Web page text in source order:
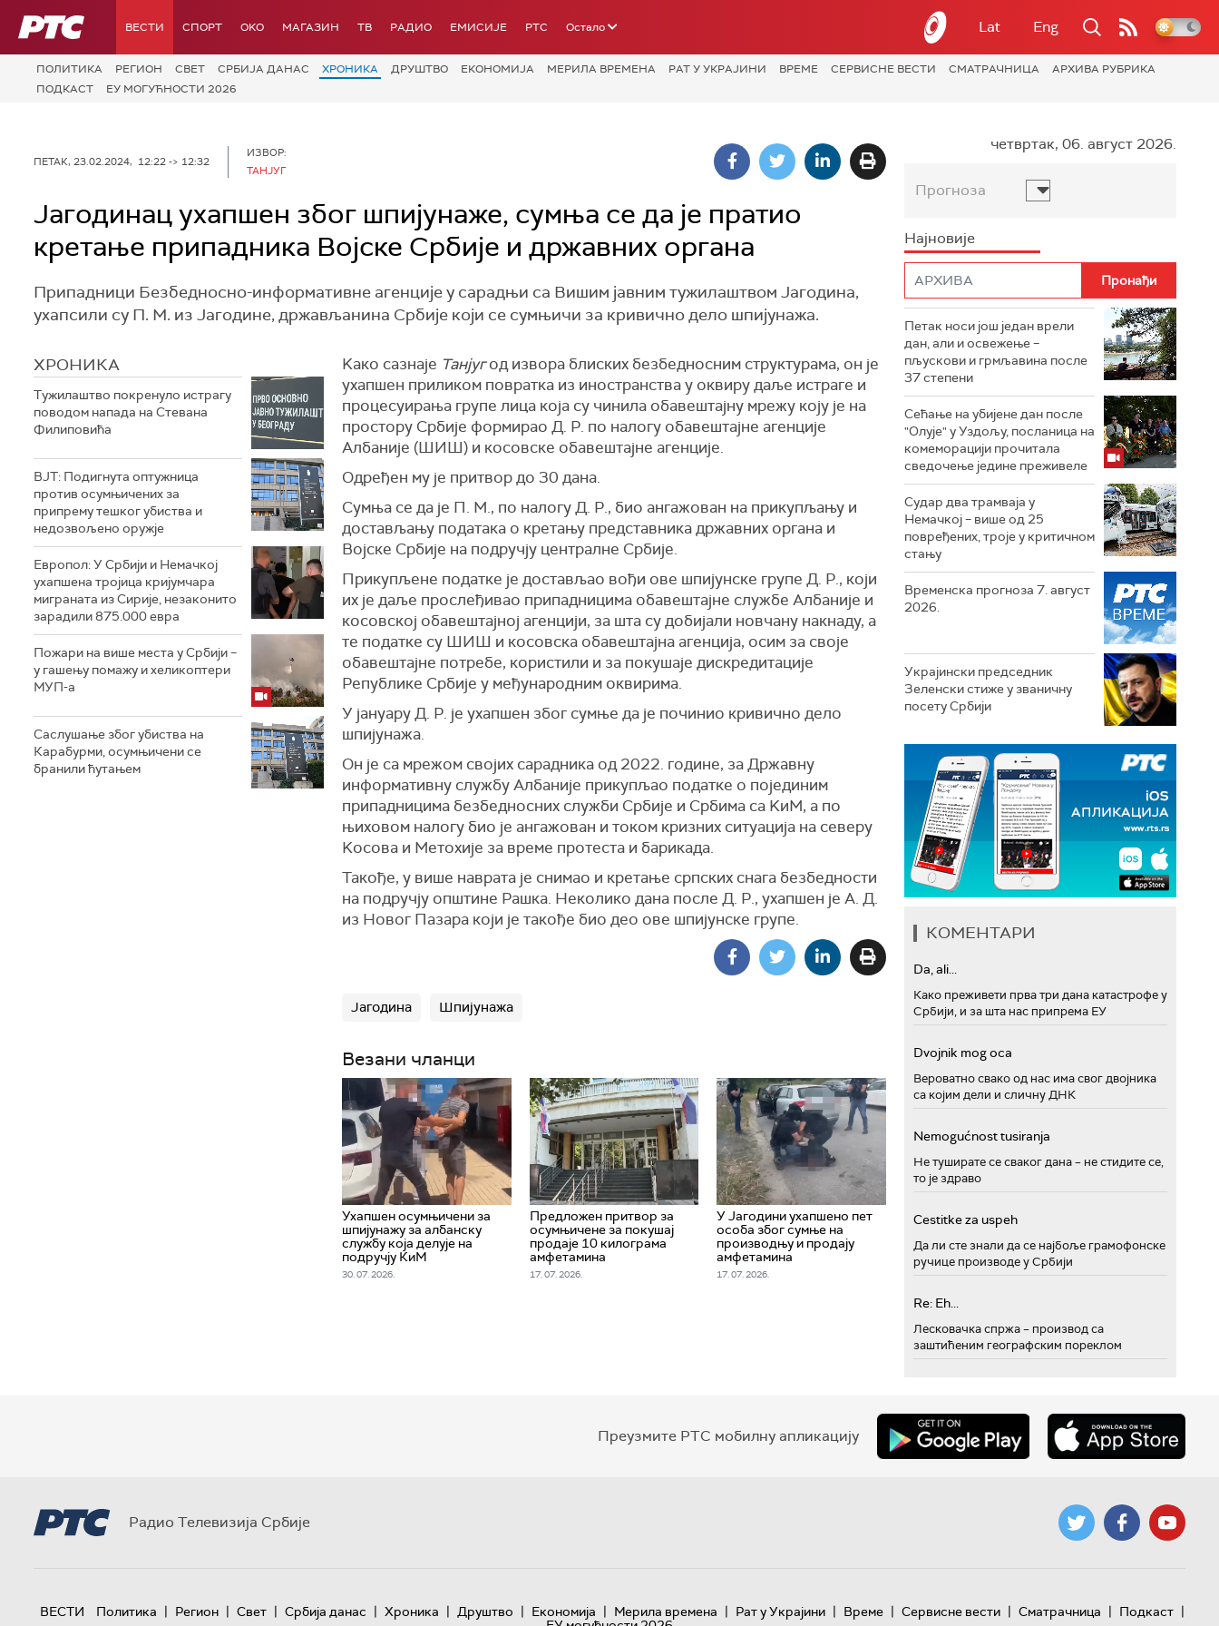
РТС ВЕСТИ СПОРТ OKO МАГАЗИН ТВ РАДИО ЕМИСИЈЕ РТС Остало Lat Eng
ПОЛИТИКА РЕГИОН СВЕТ СРБИЈА ДАНАС ХРОНИКА ДРУШТВО ЕКОНОМИЈА МЕРИЛА ВРЕМЕНА РАТ У УКРАЈИНИ ВРЕМЕ СЕРВИСНЕ ВЕСТИ СМАТРАЧНИЦА
АРХИВА РУБРИКА
ПОДКАСТ
ЕУ МОГУЋНОСТИ 2026
ПЕТАК, 23.02.2024, 12:22 -> 12:32
ИЗВОР:
ТАНЈУГ
Јагодинац ухапшен због шпијунаже, сумња се да је пратио
кретање припадника Војске Србије и државних органа
Припадници Безбедносно-информативне агенције у сарадњи са Вишим јавним тужилаштвом Јагодина,
ухапсили су П. М. из Јагодине, држављанина Србије који се сумњичи за кривично дело шпијунажа.
ХРОНИКА
Тужилаштво покренуло истрагу
поводом напада на Стевана
Филиповића
ВЈТ: Подигнута оптужница
против осумњичених за
припрему тешког убиства и
недозвољено оружје
Европол: У Србији и Немачкој
ухапшена тројица кријумчара
миграната из Сирије, незаконито
зарадили 875.000 евра
Пожари на више места у Србији –
у гашењу помажу и хеликоптери
МУП-а
Саслушање због убиства на
Карабурми, осумњичени се
бранили ћутањем
Kако сазнаје Танјугод извора блиских безбедносним структурама, он је
ухапшен приликом повратка из иностранства у оквиру даље истраге и
процесуирања групе лица која су чинила обавештајну мрежу коју је на
простору Србије формирао Д. Р. по налогу обавештајне агенције
Албаније (ШИШ) и косовске обавештајне агенције.
Одређен му је притвор до 30 дана.
Сумња се да је П. М., по налогу Д. Р., био ангажован на прикупљању и
достављању података о кретању представника државних органа и
Војске Србије на подручју централне Србије.
Прикупљене податке је достављао вођи ове шпијунске групе Д. Р., који
их је даље прослеђивао припадницима обавештајне службе Албаније и
косовској обавештајној агенцији, за шта су добијали новчану накнаду, а
те податке су ШИШ и косовска обавештајна агенција, осим за своје
обавештајне потребе, користили и за покушаје дискредитације
Републике Србије у међународним оквирима.
У јануару Д. Р. је ухапшен због сумње да је починио кривично дело
шпијунажа.
Он је са мрежом својих сарадника од 2022. године, за Државну
информативну службу Албаније прикупљао податке о појединим
припадницима безбедносних служби Србије и Србима са KиМ, а по
њиховом налогу био је ангажован и током кризних ситуација на северу
Kосова и Метохије за време протеста и барикада.
Такође, у више наврата је снимао и кретање српских снага безбедности
на подручју општине Рашка. Неколико дана после Д. Р., ухапшен је А. Д.
из Новог Пазара који је такође био део ове шпијунске групе.
Јагодина Шпијунажа
Везани чланци
Ухапшен осумњичени за
шпијунажу за албанску
службу која делује на
подручју КиМ
30. 07. 2026.
Предложен притвор за
осумњичене за покушај
продаје 10 килограма
амфетамина
17. 07. 2026.
У Јагодини ухапшено пет
особа због сумње на
производњу и продају
амфетамина
17. 07. 2026.
четвртак, 06. август 2026.
Прогноза
Најновије
Петак носи још један врели
дан, али и освежење –
пљускови и грмљавина после
37 степени
Сећање на убијене дан после
"Олује" у Уздољу, посланица на
комеморацији прочитала
сведочење једине преживеле
Судар два трамваја у
Немачкој – више од 25
повређених, троје у критичном
стању
Временска прогноза 7. август
2026.
Украјински председник
Зеленски стиже у званичну
посету Србији
КОМЕНТАРИ
Da, ali...
Како преживети прва три дана катастрофе у
Србији, и за шта нас припрема ЕУ
Dvojnik mog oca
Вероватно свако од нас има свог двојника
са којим дели и сличну ДНК
Nemogućnost tusiranja
Не туширате се сваког дана – не стидите се,
то је здраво
Cestitke za uspeh
Да ли сте знали да се најбоље грамофонске
ручице производе у Србији
Re: Eh...
Лесковачка спржа – производ са
заштићеним географским пореклом
Преузмите РТС мобилну апликацију
Радио Телевизија Србије
ВЕСТИ Политика | Регион | Свет | Србија данас | Хроника | Друштво | Економија | Мерила времена | Рат у Украјини | Време | Сервисне вести | Сматрачница | Подкаст |